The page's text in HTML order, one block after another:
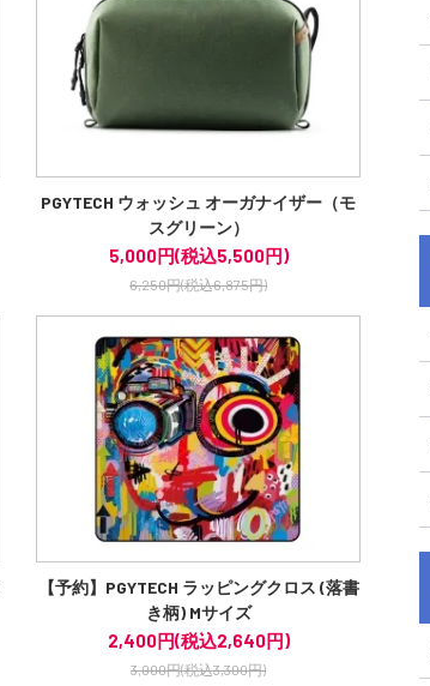
PGYTECH ウォッシュ オーガナイザー（モ
スグリーン）
5,000円(税込5,500円)
6,250円(税込6,875円)
【予約】PGYTECH ラッピングクロス (落書
き柄) Mサイズ
2,400円(税込2,640円)
3,000円(税込3,300円)